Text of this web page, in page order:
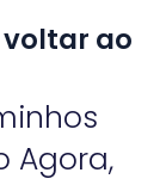
ao
Agora,